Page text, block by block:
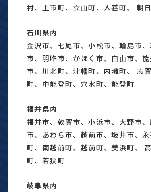
村、上市町、立山町、入善町、 朝
石川県内
金沢市、七尾市、小松市、輪島市
市、羽咋市、かほく市、白山市、
市、川北町、津幡町、内灘町、 志
町、中能登町、穴水町、能登町
福井県内
福井市、敦賀市、小浜市、大野市
市、あわら市、越前市、坂井市、
町、南越前町、越前町、美浜町、
町、若狭町
岐阜県内